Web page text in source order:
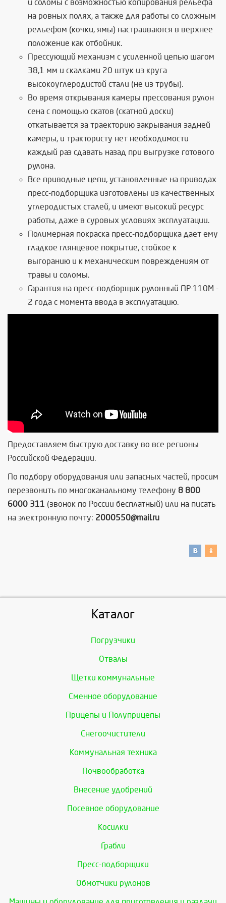
и соломы с возможностью копирования рельефа
на ровных полях, а также для работы со сложным
рельефом (кочки, ямы) настраиваются в верхнее
положение как отбойник.
Прессующий механизм с усиленной цепью шагом
38,1 мм и скалками 20 штук из круга
высокоуглеродистой стали (не из трубы).
Во время открывания камеры прессования рулон
сена с помощью скатов (скатной доски)
откатывается за траекторию закрывания задней
камеры, и трактористу нет необходимости
каждый раз сдавать назад при выгрузке готового
рулона.
Все приводные цепи, установленные на приводах
пресс-подборщика изготовлены из качественных
углеродистых сталей, и имеют высокий ресурс
работы, даже в суровых условиях эксплуатации.
Полимерная покраска пресс-подборщика дает ему
гладкое глянцевое покрытие, стойкое к
выгоранию и к механическим повреждениям от
травы и соломы.
Гарантия на пресс-подборщик рулонный ПР-110М -
2 года с момента ввода в эксплуатацию.
Предоставляем быструю доставку во все регионы
Российской Федерации.
По подбору оборудования или запасных частей, просим
перезвонить по многоканальному телефону 8 800
6000 311 (звонок по России бесплатный) или на писать
на электронную почту: 2000550@mail.ru
Каталог
Погрузчики
Отвалы
Щетки коммунальные
Сменное оборудование
Прицепы и Полуприцепы
Снегоочистители
Коммунальная техника
Почвообработка
Внесение удобрений
Посевное оборудование
Косилки
Грабли
Пресс-подборщики
Обмотчики рулонов